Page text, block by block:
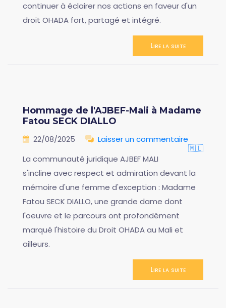
continuer à éclairer nos actions en faveur d'un
droit OHADA fort, partagé et intégré.
Lire la suite
Hommage de l'AJBEF-Mali à Madame
Fatou SECK DIALLO
22/08/2025
Laisser un commentaire
🇲🇱
La communauté juridique AJBEF MALI
s'incline avec respect et admiration devant la
mémoire d'une femme d'exception : Madame
Fatou SECK DIALLO, une grande dame dont
l'oeuvre et le parcours ont profondément
marqué l'histoire du Droit OHADA au Mali et
ailleurs.
Lire la suite